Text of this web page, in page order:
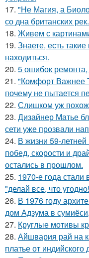
17. "Не Магия, а
со дна британских рек.
18. Живем с
19. Знаете, есть
находиться.
20. 5 ошибок
21. "Комфорт Важнее
почему не пытается
22. Слишком уж
23. Дизайнер Матье
сети уже прозвали
24. В жизни 59-
побед, скорости и
остались в прошлом.
25. 1970-е года
"делай все, что угодно!
26. В 1976 году
дом Адзума в
27. Круглые мотивы
28. Айшвария рай на
платье от индийского